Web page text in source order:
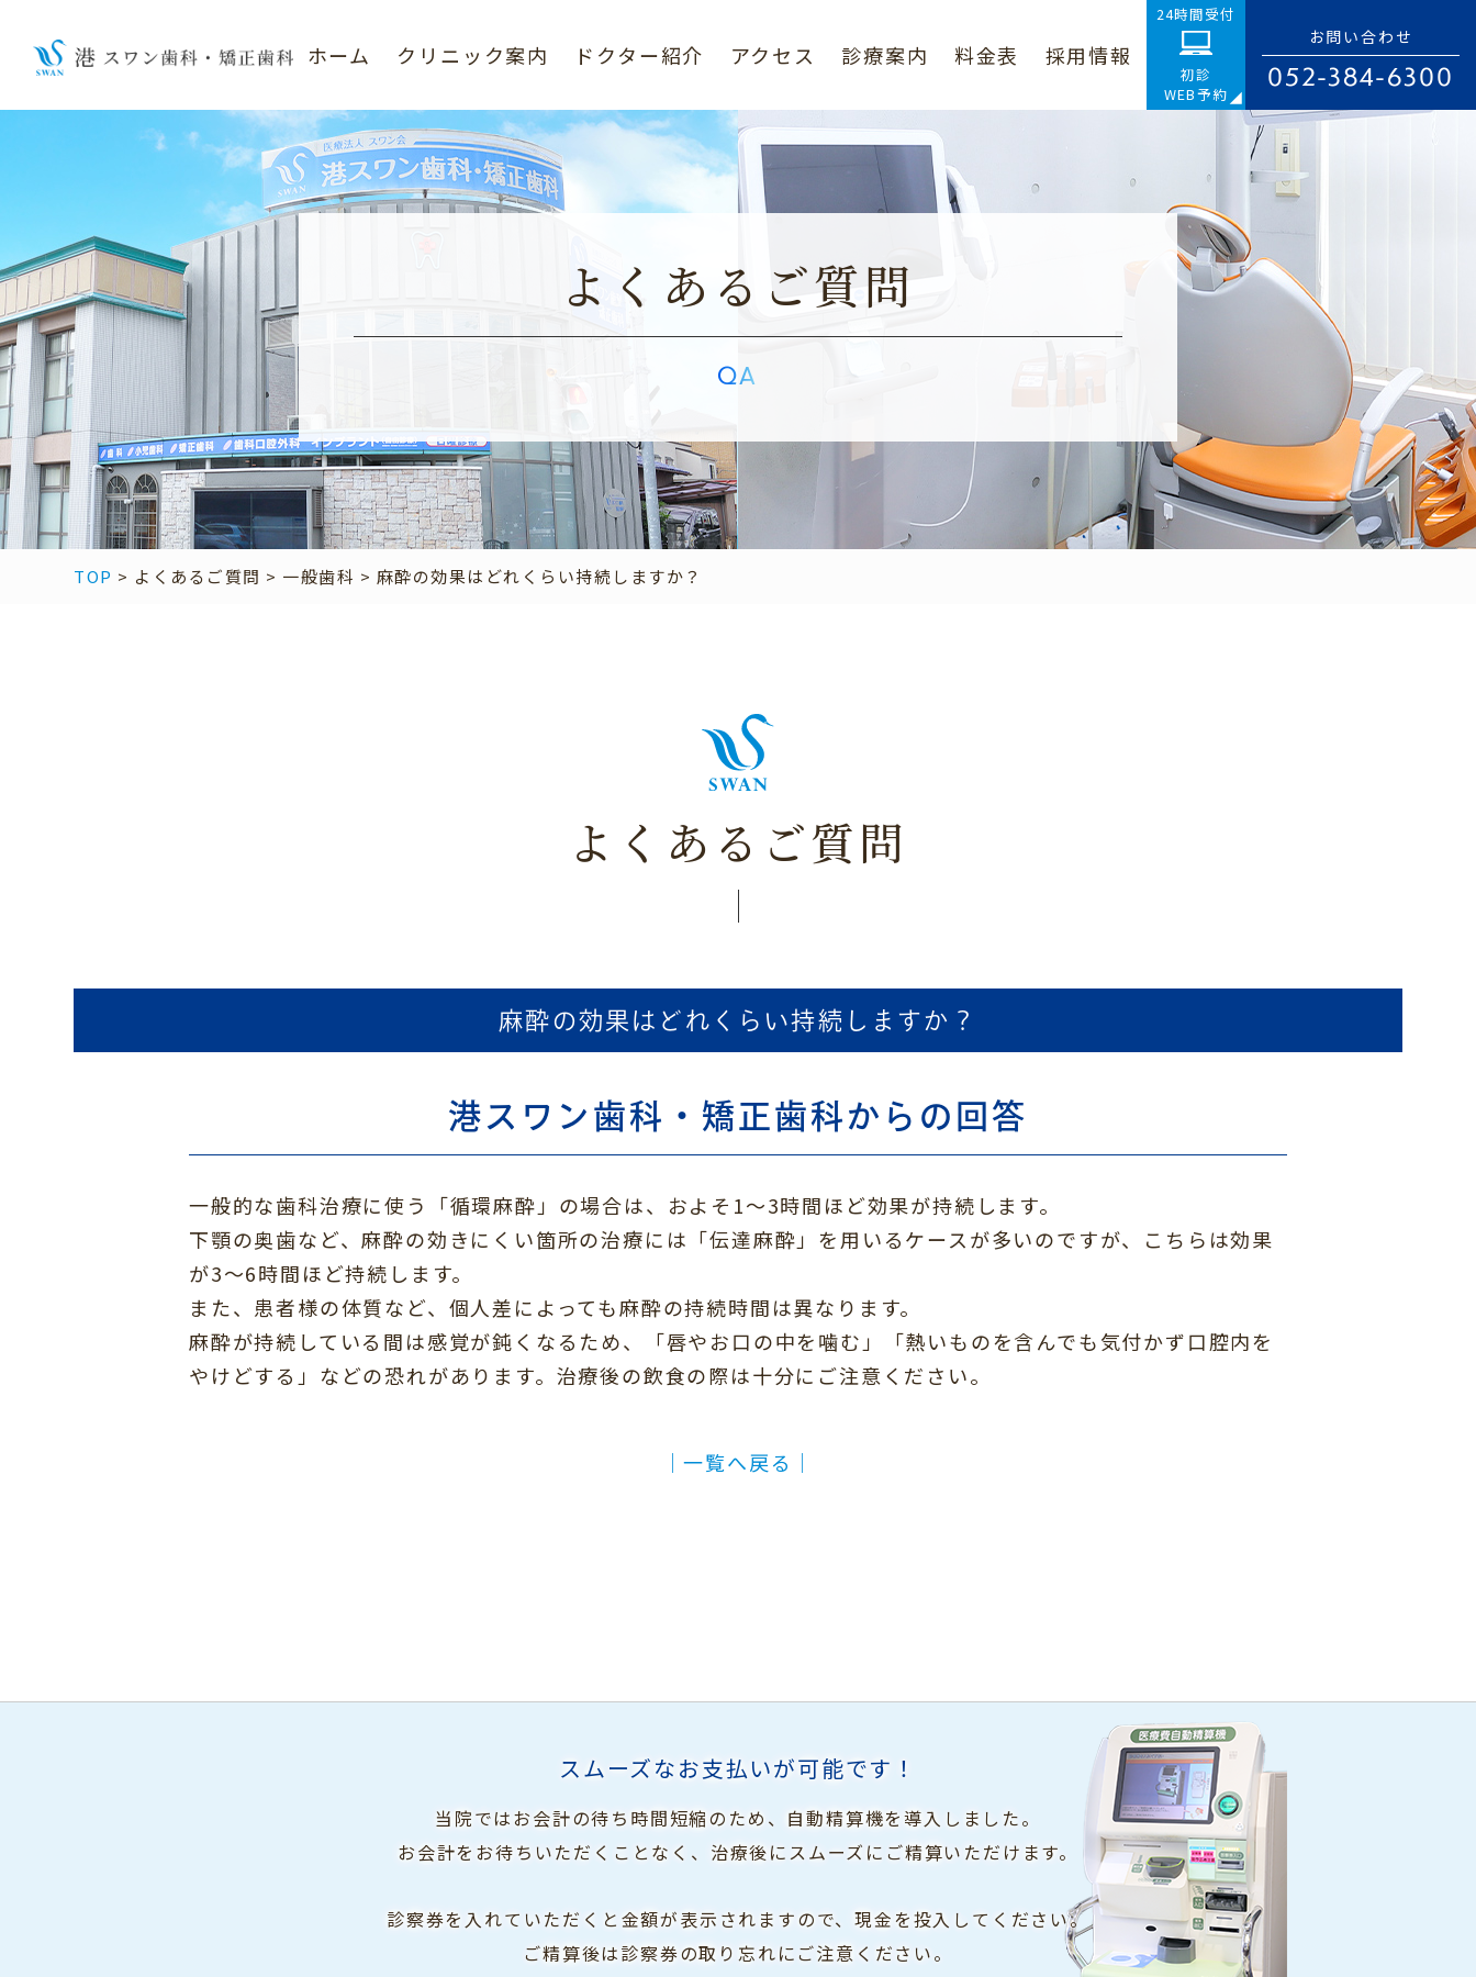
ホーム クリニック案内 ドクター紹介 アクセス 診療案内 料金表 採用情報
24時間受付
初診
WEB予約
お問い合わせ
052-384-6300
よくあるご質問
QA
TOP > よくあるご質問 > 一般歯科 > 麻酔の効果はどれくらい持続しますか？
よくあるご質問
麻酔の効果はどれくらい持続しますか？
港スワン歯科・矯正歯科からの回答
一般的な歯科治療に使う「循環麻酔」の場合は、およそ1～3時間ほど効果が持続します。
下顎の奥歯など、麻酔の効きにくい箇所の治療には「伝達麻酔」を用いるケースが多いのですが、こちらは効果
が3～6時間ほど持続します。
また、患者様の体質など、個人差によっても麻酔の持続時間は異なります。
麻酔が持続している間は感覚が鈍くなるため、「唇やお口の中を噛む」「熱いものを含んでも気付かず口腔内を
やけどする」などの恐れがあります。治療後の飲食の際は十分にご注意ください。
│一覧へ戻る│
スムーズなお支払いが可能です！
当院ではお会計の待ち時間短縮のため、 自動精算機を導入しました。
お会計をお待ちいただくことなく、 治療後にスムーズにご精算いただけます。
診察券を入れていただくと 金額が表示されますので、現金を投入してください。
ご精算後は診察券の取り忘れにご注意ください。